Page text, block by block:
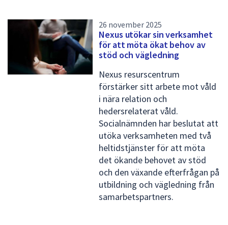
26 november 2025
Nexus utökar sin verksamhet
för att möta ökat behov av
stöd och vägledning
Nexus resurscentrum
förstärker sitt arbete mot våld
i nära relation och
hedersrelaterat våld.
Socialnämnden har beslutat att
utöka verksamheten med två
heltidstjänster för att möta
det ökande behovet av stöd
och den växande efterfrågan på
utbildning och vägledning från
samarbetspartners.